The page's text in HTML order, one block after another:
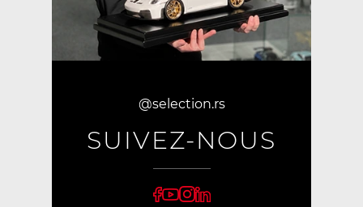
@selection.rs
SUIVEZ-NOUS